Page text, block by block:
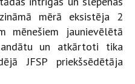
mērā eksistēja 2
mēnešiem jaunievēlētā
un atkārtoti tika
JFSP priekšsēdētāja